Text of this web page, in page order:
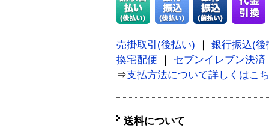
売掛取引(後払い)
銀行振込(後
換宅配便
セブンイレブン決済
⇒支払方法について詳しくはこ
送料について